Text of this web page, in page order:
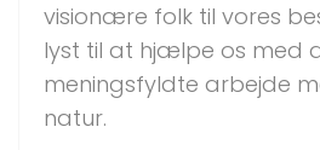
visionære folk til vores
lyst til at hjælpe os med
meningsfyldte arbejde
natur.